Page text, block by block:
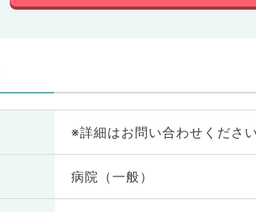
※詳細はお問い合わせください
病院（一般）